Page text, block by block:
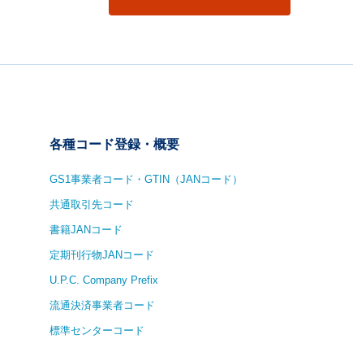
各種コード登録・概要
GS1事業者コード・GTIN（JANコード）
共通取引先コード
書籍JANコード
定期刊行物JANコード
U.P.C. Company Prefix
流通決済事業者コード
標準センターコード